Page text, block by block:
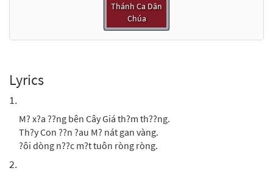
Thánh Ca Dân
Chúa
Lyrics
1.
M? x?a ??ng bên Cây Giá th?m th??ng.
Th?y Con ??n ?au M? nát gan vàng.
?ôi dòng n??c m?t tuôn ròng ròng.
2.